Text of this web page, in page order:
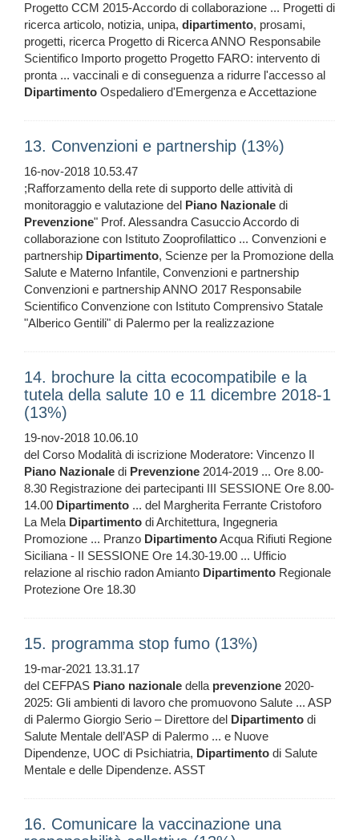
Progetto CCM 2015-Accordo di collaborazione ... Progetti di
ricerca articolo, notizia, unipa, dipartimento, prosami,
progetti, ricerca Progetto di Ricerca ANNO Responsabile
Scientifico Importo progetto Progetto FARO: intervento di
pronta ... vaccinali e di conseguenza a ridurre l'accesso al
Dipartimento Ospedaliero d'Emergenza e Accettazione
13. Convenzioni e partnership (13%)
16-nov-2018 10.53.47
;Rafforzamento della rete di supporto delle attività di
monitoraggio e valutazione del Piano Nazionale di
Prevenzione" Prof. Alessandra Casuccio Accordo di
collaborazione con Istituto Zooprofilattico ... Convenzioni e
partnership Dipartimento, Scienze per la Promozione della
Salute e Materno Infantile, Convenzioni e partnership
Convenzioni e partnership ANNO 2017 Responsabile
Scientifico Convenzione con Istituto Comprensivo Statale
"Alberico Gentili" di Palermo per la realizzazione
14. brochure la citta ecocompatibile e la
tutela della salute 10 e 11 dicembre 2018-1
(13%)
19-nov-2018 10.06.10
del Corso Modalità di iscrizione Moderatore: Vincenzo Il
Piano Nazionale di Prevenzione 2014-2019 ... Ore 8.00-
8.30 Registrazione dei partecipanti III SESSIONE Ore 8.00-
14.00 Dipartimento ... del Margherita Ferrante Cristoforo
La Mela Dipartimento di Architettura, Ingegneria
Promozione ... Pranzo DipartimentoAcqua Rifiuti Regione
Siciliana - II SESSIONE Ore 14.30-19.00 ... Ufficio
relazione al rischio radon Amianto Dipartimento Regionale
Protezione Ore 18.30
15. programma stop fumo (13%)
19-mar-2021 13.31.17
del CEFPAS Piano nazionale della prevenzione 2020-
2025: Gli ambienti di lavoro che promuovono Salute ... ASP
di Palermo Giorgio Serio – Direttore del Dipartimento di
Salute Mentale dell’ASP di Palermo ... e Nuove
Dipendenze, UOC di Psichiatria, Dipartimento di Salute
Mentale e delle Dipendenze. ASST
16. Comunicare la vaccinazione una